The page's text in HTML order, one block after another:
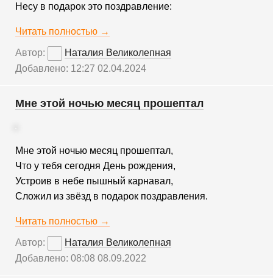
Несу в подарок это поздравление:
Читать полностью →
Автор:
Наталия Великолепная
Добавлено: 12:27 02.04.2024
Мне этой ночью месяц прошептал
Мне этой ночью месяц прошептал,
Что у тебя сегодня День рождения,
Устроив в небе пышный карнавал,
Сложил из звёзд в подарок поздравления.
Читать полностью →
Автор:
Наталия Великолепная
Добавлено: 08:08 08.09.2022